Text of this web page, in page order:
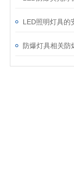
防爆灯具相关防